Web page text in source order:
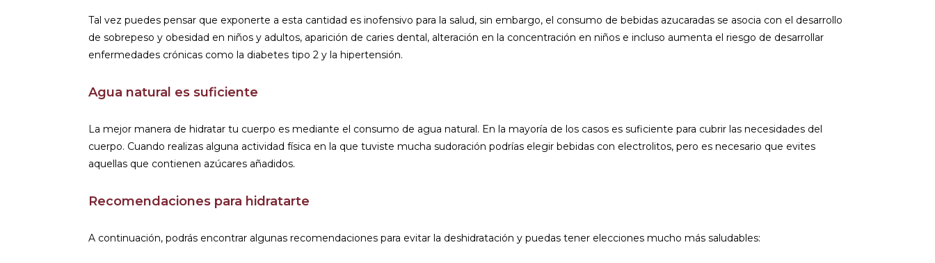
Tal vez puedes pensar que exponerte a esta cantidad es inofensivo para la salud, sin embargo, el consumo de bebidas azucaradas se asocia con el desarrollo
de sobrepeso y obesidad en niños y adultos, aparición de caries dental, alteración en la concentración en niños e incluso aumenta el riesgo de desarrollar
enfermedades crónicas como la diabetes tipo 2 y la hipertensión.
Agua natural es suficiente
La mejor manera de hidratar tu cuerpo es mediante el consumo de agua natural. En la mayoría de los casos es suficiente para cubrir las necesidades del
cuerpo. Cuando realizas alguna actividad física en la que tuviste mucha sudoración podrías elegir bebidas con electrolitos, pero es necesario que evites
aquellas que contienen azúcares añadidos.
Recomendaciones para hidratarte
A continuación, podrás encontrar algunas recomendaciones para evitar la deshidratación y puedas tener elecciones mucho más saludables: